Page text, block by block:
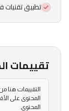
تطبيق تقنيات
تقييمات
المحتوى على
المحتوى.